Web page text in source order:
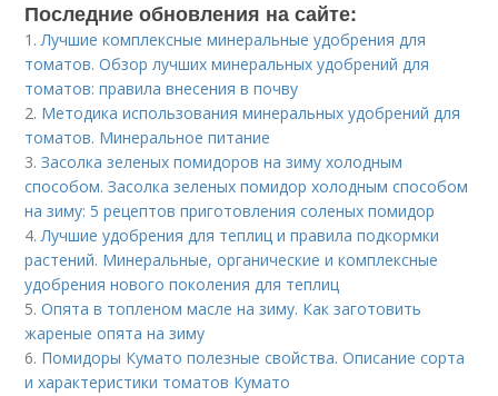
Последние обновления на сайте:
1.Лучшие комплексные минеральные удобрения для
томатов. Обзор лучших минеральных удобрений для
томатов: правила внесения в почву
2. Методика использования минеральных удобрений для
томатов. Минеральное питание
3.Засолка зеленых помидоров на зиму холодным
способом. Засолка зеленых помидор холодным способом
на зиму: 5 рецептов приготовления соленых помидор
4.Лучшие удобрения для теплиц и правила подкормки
растений. Минеральные, органические и комплексные
удобрения нового поколения для теплиц
5.Опята в топленом масле на зиму. Как заготовить
жареные опята на зиму
6. Помидоры Кумато полезные свойства. Описание сорта
и характеристики томатов Кумато